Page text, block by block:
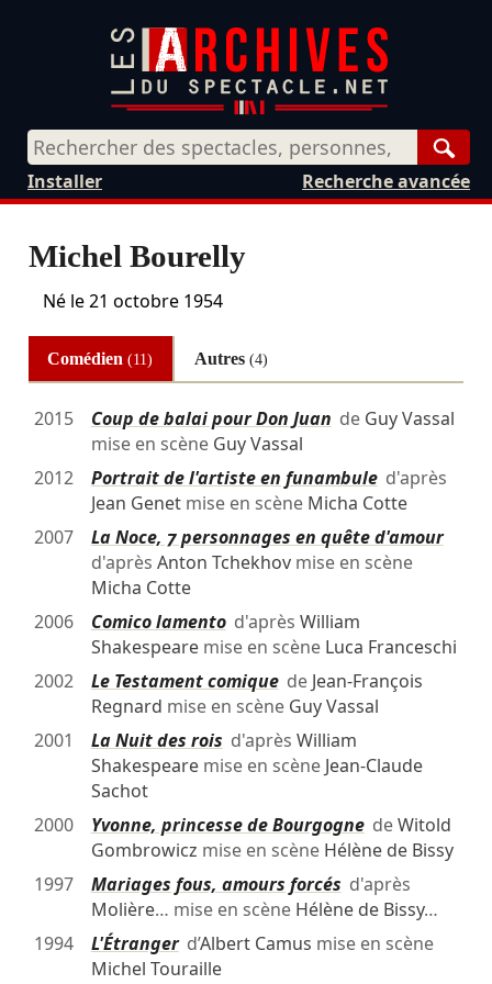
Recherche avancée
Installer
Michel Bourelly
Né le21 octobre 1954
Comédien(11) Autres (4)
2015 Coup de balai pour Don Juan de Guy Vassal
mise en scène Guy Vassal
2012
Portrait de l'artiste en funambuled'après
Jean Genetmise en scène Micha Cotte
2007
La Noce, 7 personnages en quête d'amour
d'après Anton Tchekhovmise en scène
Micha Cotte
2006
Comico lamentod'après William
Shakespearemise en scène Luca Franceschi
2002
Le Testament comiquede Jean-François
Regnard mise en scène Guy Vassal
2001
La Nuit des rois d'après William
Shakespearemise en scène Jean-Claude
Sachot
2000
Yvonne, princesse de BourgognedeWitold
Gombrowicz mise en scène Hélène de Bissy
1997
Mariages fous, amours forcés d'après
Molière… mise en scène Hélène de Bissy…
1994
L'Étrangerd’Albert Camus mise en scène
Michel Touraille